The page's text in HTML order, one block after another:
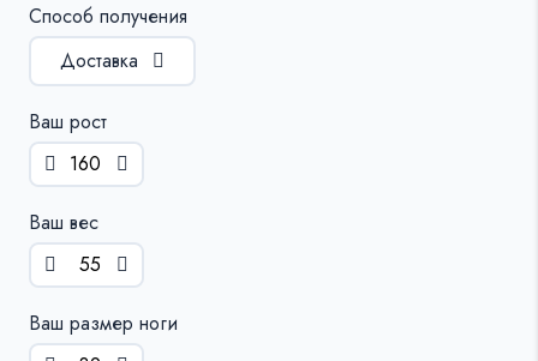
Способ получения
Доставка
Ваш рост
Ваш вес
Ваш размер ноги